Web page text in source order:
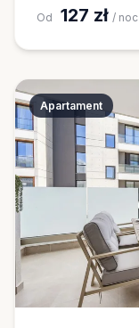
Od 127 zł / noc
Apartament